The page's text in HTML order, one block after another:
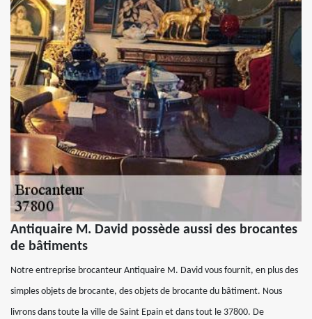
Antiquaire M. David possède aussi des brocantes
de bâtiments
Notre entreprise brocanteur Antiquaire M. David vous fournit, en plus des
simples objets de brocante, des objets de brocante du bâtiment. Nous
livrons dans toute la ville de Saint Epain et dans tout le 37800. De